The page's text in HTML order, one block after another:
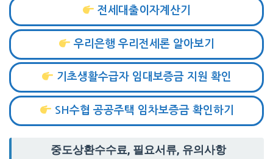
전세대출이자계산기
우리은행 우리전세론 알아보기
기초생활수급자 임대보증금 지원 확인
SH수협 공공주택 임차보증금 확인하기
중도상환수수료, 필요서류, 유의사항